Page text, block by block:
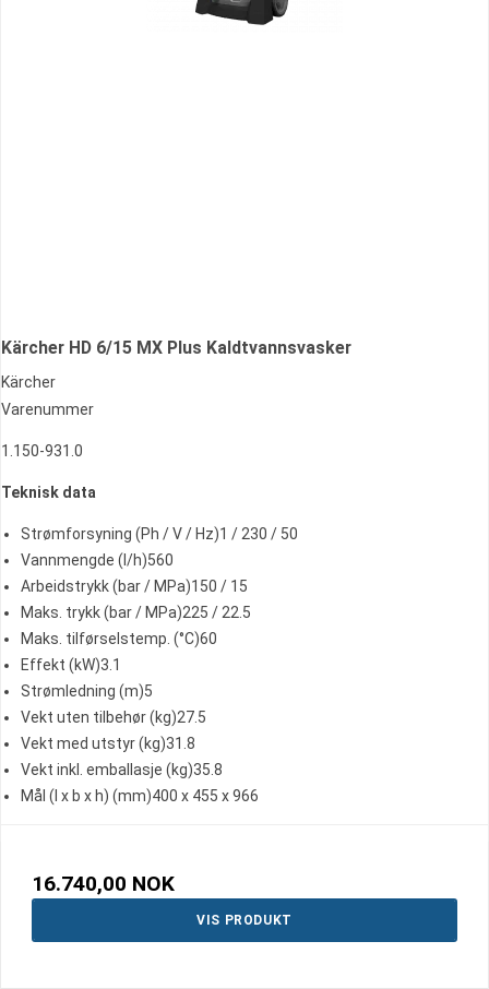
Kärcher HD 6/15 MX Plus Kaldtvannsvasker
Kärcher
Varenummer
1.150-931.0
Teknisk data
Strømforsyning (Ph / V / Hz)1 / 230 / 50
Vannmengde (l/h)560
Arbeidstrykk (bar / MPa)150 / 15
Maks. trykk (bar / MPa)225 / 22.5
Maks. tilførselstemp. (°C)60
Effekt (kW)3.1
Strømledning (m)5
Vekt uten tilbehør (kg)27.5
Vekt med utstyr (kg)31.8
Vekt inkl. emballasje (kg)35.8
Mål (l x b x h) (mm)400 x 455 x 966
16.740,00 NOK
VIS PRODUKT